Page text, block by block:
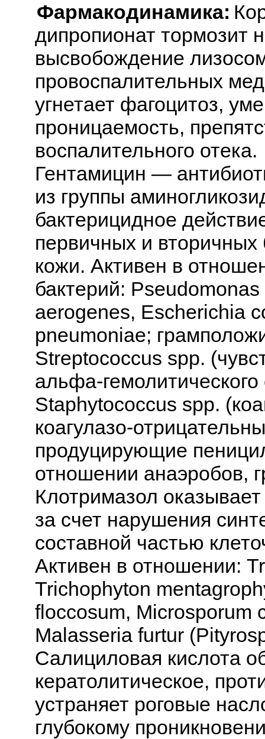
Фармакодинамика:
дипропионат тормозит
высвобождение
провоспалительных
угнетает фагоцитоз,
проницаемость,
воспалительного отека.
Гентамицин —
из группы
бактерицидное
первичных и
кожи. Активен в
бактерий:
aerogenes, Escherichia
pneumoniae;
Streptococcus spp.
альфа-гемолитического
Staphytococcus spp.
коагулазо-
продуцирующие
отношении анаэробов,
Клотримазол
за счет нарушения
составной частью
Активен в отношении:
Trichophyton
floccosum, Microsporum
Malasseria furtur
Салициловая кислота
кератолитическое,
устраняет роговые
глубокому